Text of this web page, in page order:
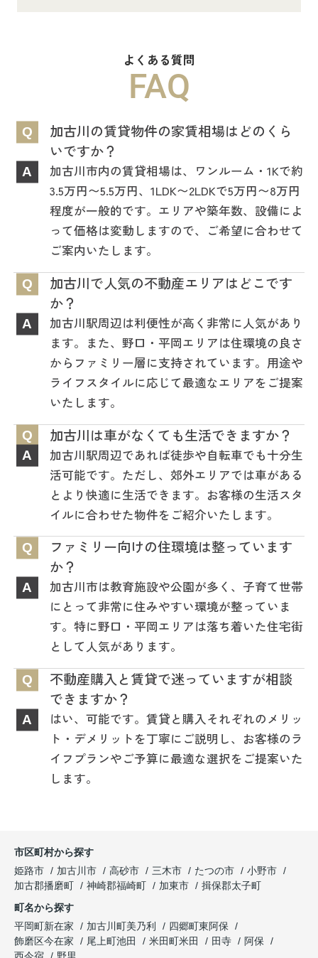
よくある質問
FAQ
Q
加古川の賃貸物件の家賃相場はどのくら
いですか？
A
加古川市内の賃貸相場は、ワンルーム・1Kで約
3.5万円〜5.5万円、1LDK〜2LDKで5万円〜8万円
程度が一般的です。エリアや築年数、設備によ
って価格は変動しますので、ご希望に合わせて
ご案内いたします。
Q
加古川で人気の不動産エリアはどこです
か？
A
加古川駅周辺は利便性が高く非常に人気があり
ます。また、野口・平岡エリアは住環境の良さ
からファミリー層に支持されています。用途や
ライフスタイルに応じて最適なエリアをご提案
いたします。
Q 加古川は車がなくても生活できますか？
A
加古川駅周辺であれば徒歩や自転車でも十分生
活可能です。ただし、郊外エリアでは車がある
とより快適に生活できます。お客様の生活スタ
イルに合わせた物件をご紹介いたします。
Q
ファミリー向けの住環境は整っています
か？
A
加古川市は教育施設や公園が多く、子育て世帯
にとって非常に住みやすい環境が整っていま
す。特に野口・平岡エリアは落ち着いた住宅街
として人気があります。
Q
不動産購入と賃貸で迷っていますが相談
できますか？
A
はい、可能です。賃貸と購入それぞれのメリッ
ト・デメリットを丁寧にご説明し、お客様のラ
イフプランやご予算に最適な選択をご提案いた
します。
市区町村から探す
姫路市
加古川市 高砂市 三木市 たつの市
小野市
加古郡播磨町
神崎郡福崎町 加東市
揖保郡太子町
町名から探す
平岡町新在家
加古川町美乃利
四郷町東阿保
飾磨区今在家
尾上町池田 米田町米田 田寺
阿保